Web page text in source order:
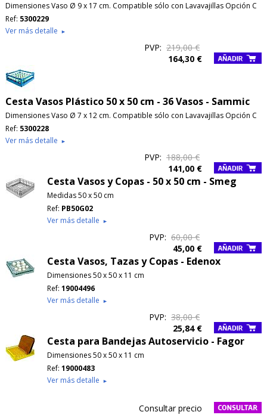
Dimensiones Vaso Ø 9 x 17 cm. Compatible sólo con Lavavajillas Opción C
Ref: 5300229
Ver más detalle ►
PVP: 219,00 €
164,30 €
Cesta Vasos Plástico 50 x 50 cm - 36 Vasos - Sammic
Dimensiones Vaso Ø 7 x 12 cm. Compatible sólo con Lavavajillas Opción C
Ref: 5300228
Ver más detalle ►
PVP: 188,00 €
141,00 €
Cesta Vasos y Copas - 50 x 50 cm - Smeg
Medidas 50 x 50 cm
Ref: PB50G02
Ver más detalle ►
PVP: 60,00 €
45,00 €
Cesta Vasos, Tazas y Copas - Edenox
Dimensiones 50 x 50 x 11 cm
Ref: 19004496
Ver más detalle ►
PVP: 38,00 €
25,84 €
Cesta para Bandejas Autoservicio - Fagor
Dimensiones 50 x 50 x 11 cm
Ref: 19000483
Ver más detalle ►
Consultar precio